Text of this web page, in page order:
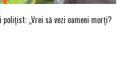
„Vrei să vezi oameni morți?